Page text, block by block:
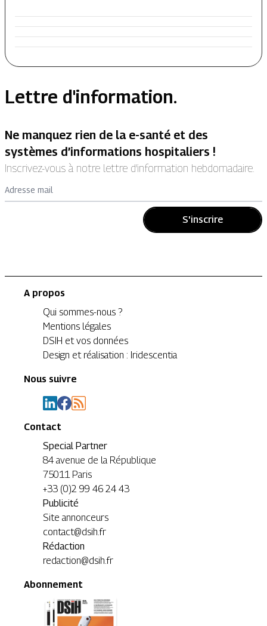
Lettre d'information.
Ne manquez rien de la e-santé et des
systèmes d’informations hospitaliers !
Inscrivez-vous à notre lettre d’information hebdomadaire.
Adresse mail
S'inscrire
A propos
Qui sommes-nous ?
Mentions légales
DSIH et vos données
Design et réalisation : Iridescentia
Nous suivre
Contact
Special Partner
84 avenue de la République
75011 Paris
+33 (0)2 99 46 24 43
Publicité
Site annonceurs
contact@dsih.fr
Rédaction
redaction@dsih.fr
Abonnement